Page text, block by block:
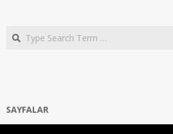
Search
SAYFALAR